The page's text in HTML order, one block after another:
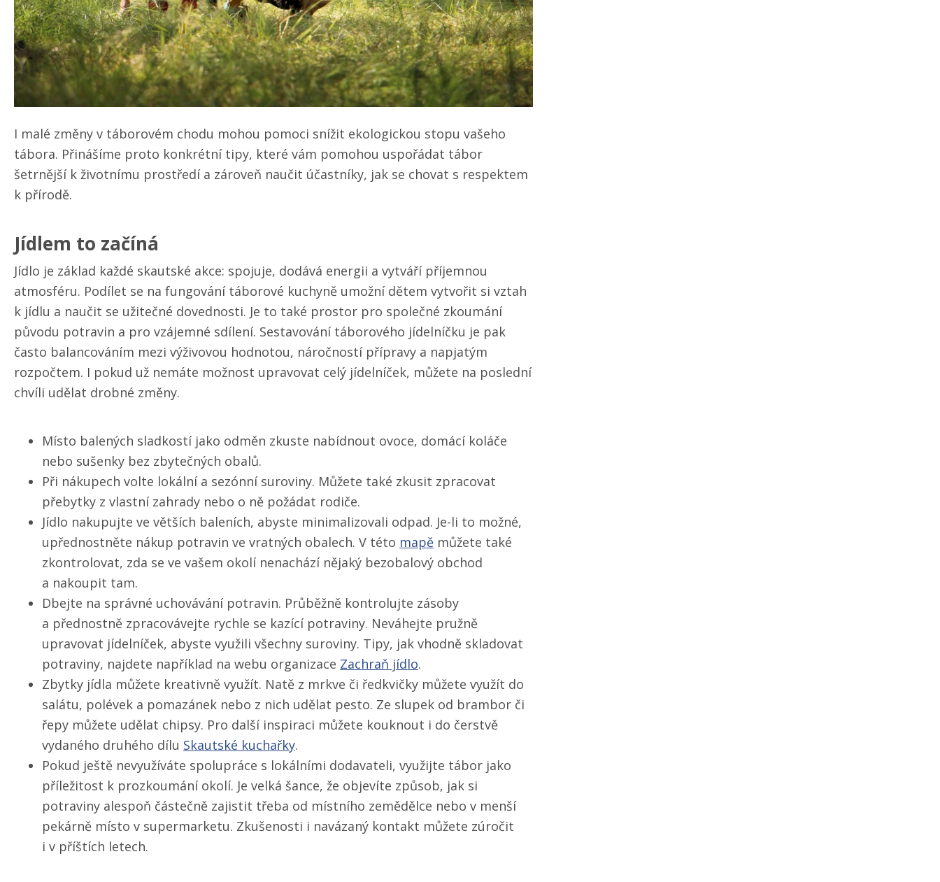
I malé změny v táborovém chodu mohou pomoci snížit ekologickou stopu vašeho
tábora. Přinášíme proto konkrétní tipy, které vám pomohou uspořádat tábor
šetrnější k životnímu prostředí a zároveň naučit účastníky, jak se chovat s respektem
k přírodě.
Jídlem to začíná
Jídlo je základ každé skautské akce: spojuje, dodává energii a vytváří příjemnou
atmosféru. Podílet se na fungování táborové kuchyně umožní dětem vytvořit si vztah
k jídlu a naučit se užitečné dovednosti. Je to také prostor pro společné zkoumání
původu potravin a pro vzájemné sdílení. Sestavování táborového jídelníčku je pak
často balancováním mezi výživovou hodnotou, náročností přípravy a napjatým
rozpočtem. I pokud už nemáte možnost upravovat celý jídelníček, můžete na poslední
chvíli udělat drobné změny.
Místo balených sladkostí jako odměn zkuste nabídnout ovoce, domácí koláče
nebo sušenky bez zbytečných obalů.
Při nákupech volte lokální a sezónní suroviny. Můžete také zkusit zpracovat
přebytky z vlastní zahrady nebo o ně požádat rodiče.
Jídlo nakupujte ve větších baleních, abyste minimalizovali odpad. Je-li to možné,
upřednostněte nákup potravin ve vratných obalech. V této mapě můžete také
zkontrolovat, zda se ve vašem okolí nenachází nějaký bezobalový obchod
a nakoupit tam.
Dbejte na správné uchovávání potravin. Průběžně kontrolujte zásoby
a přednostně zpracovávejte rychle se kazící potraviny. Neváhejte pružně
upravovat jídelníček, abyste využili všechny suroviny. Tipy, jak vhodně skladovat
potraviny, najdete například na webu organizace Zachraň jídlo.
Zbytky jídla můžete kreativně využít. Natě z mrkve či ředkvičky můžete využít do
salátu, polévek a pomazánek nebo z nich udělat pesto. Ze slupek od brambor či
řepy můžete udělat chipsy. Pro další inspiraci můžete kouknout i do čerstvě
vydaného druhého dílu Skautské kuchařky.
Pokud ještě nevyužíváte spolupráce s lokálními dodavateli, využijte tábor jako
příležitost k prozkoumání okolí. Je velká šance, že objevíte způsob, jak si
potraviny alespoň částečně zajistit třeba od místního zemědělce nebo v menší
pekárně místo v supermarketu. Zkušenosti i navázaný kontakt můžete zúročit
i v příštích letech.